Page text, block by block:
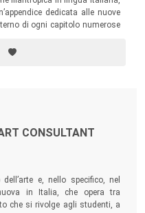
dedicata alle nuove
di ogni capitolo numerose
diversi criteri metodologici
con un mecenate.
CONSULTANT
e, nello specifico, nel
in Italia, che opera tra
che si rivolge agli studenti, a